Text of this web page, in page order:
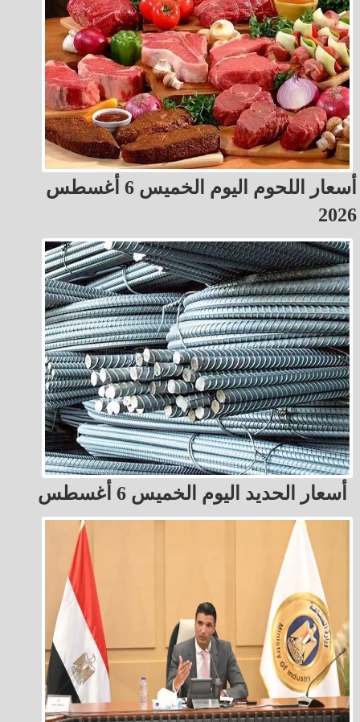
أسعار اللحوم اليوم الخميس 6 أغسطس
2026
أسعار الحديد اليوم الخميس 6 أغسطس